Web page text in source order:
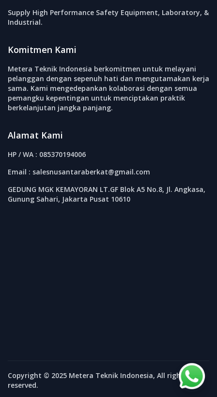
Supply High Performance Safety Equipment, Laboratory, &
Industrial.
Komitmen Kami
Metera Teknik Indonesia berkomitmen untuk melayani
pelanggan dengan sepenuh hati dan mengutamakan kerja
sama. Kami mengedepankan kolaborasi dengan semua
pemangku kepentingan untuk menciptakan praktik
berkelanjutan jangka panjang.
Alamat Kami
HP / WA : 085370194006
Email : salesnusantaraberkat@gmail.com
GEDUNG MGK KEMAYORAN LT.GF Blok A5 No.8, Jl. Angkasa,
Gunung Sahari, Jakarta Pusat 10610
Copyright © 2025 Metera Teknik Indonesia, All rights
reserved.